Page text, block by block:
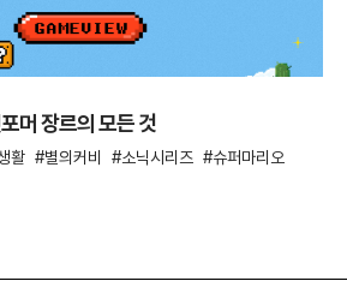
머 장르의 모든 것
활 별의커비 소닉시리즈
슈퍼마리오